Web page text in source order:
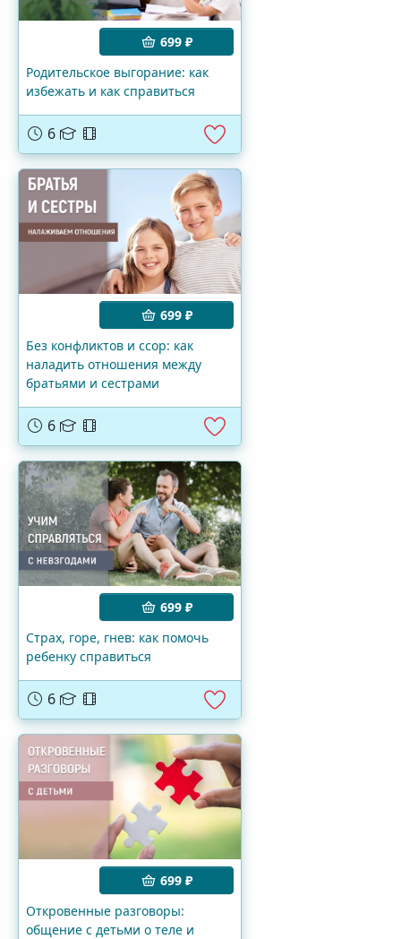
699 ₽
Родительское выгорание: как
избежать и как справиться
6
699 ₽
Без конфликтов и ссор: как
наладить отношения между
братьями и сестрами
6
699 ₽
Страх, горе, гнев: как помочь
ребенку справиться
6
699 ₽
Откровенные разговоры:
общение с детьми о теле и